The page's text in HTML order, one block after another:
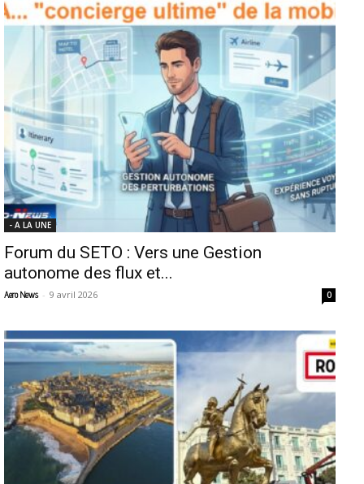
- A LA UNE
Forum du SETO : Vers une Gestion
autonome des flux et...
Aero News - 9 avril 2026 0